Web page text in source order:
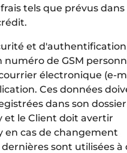
tels que prévus dans
et
de GSM
électronique (e-
Ces données
dans son dossier
et le Client doit avertir
cas de changement
sont utilisées à